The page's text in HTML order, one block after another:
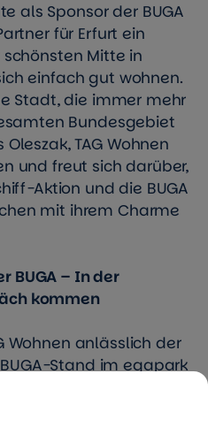
als Sponsor der BUGA
für Erfurt ein
schönsten Mitte in
einfach gut wohnen.
Stadt, die immer mehr
Bundesgebiet
TAG Wohnen
und freut sich darüber,
Aktion und die BUGA
mit ihrem Charme
BUGA – In der
kommen
Wohnen anlässlich der
Stand im egapark
das mit Klimaschutz